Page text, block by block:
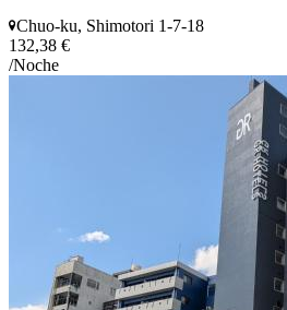
Chuo-ku, Shimotori 1-7-18
132,38 €
/Noche